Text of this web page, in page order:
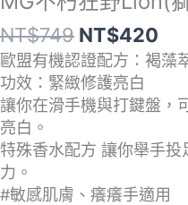
NT$749 NT$420
歐盟有機認證配方：褐藻
功效：緊緻修護亮白
讓你在滑手機與打鍵盤，
亮白。
特殊香水配方 讓你舉手
力。
#敏感肌膚、癢癢手適用